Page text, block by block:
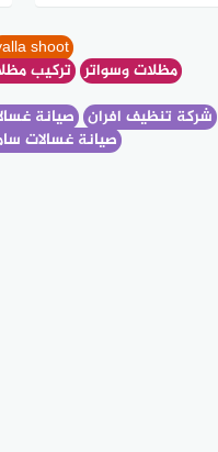
yalla shoot
مظلات وسواترتركيب
شركة تنظيف افرانصيانة
صيانة غسالات